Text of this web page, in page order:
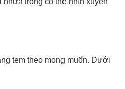
tem theo mong muốn. Dưới